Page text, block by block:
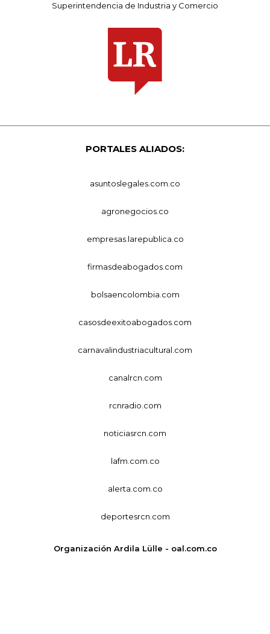
Superintendencia de Industria y Comercio
PORTALES ALIADOS:
asuntoslegales.com.co
agronegocios.co
empresas.larepublica.co
firmasdeabogados.com
bolsaencolombia.com
casosdeexitoabogados.com
carnavalindustriacultural.com
canalrcn.com
rcnradio.com
noticiasrcn.com
lafm.com.co
alerta.com.co
deportesrcn.com
Organización Ardila Lülle - oal.com.co